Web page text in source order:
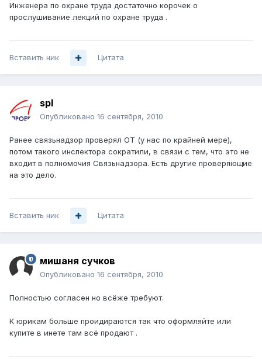
Инженера по охране труда достаточно корочек о
прослушивание лекций по охране труда .
Вставить ник Цитата
spl
Опубликовано 16 сентября, 2010
Ранее связьнадзор проверял ОТ (у нас по крайней мере),
потом такого инспектора сократили, в связи с тем, что это не
входит в полномочия Связьнадзора. Есть другие проверяющие
на это дело.
Вставить ник Цитата
мишаня сучков
Опубликовано 16 сентября, 2010
Полностью согласен но всёже требуют.
К юрикам больше проидираются так что оформляйте или
купите в инете там всё продают .